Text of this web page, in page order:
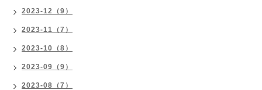
2023-12（9）
2023-11（7）
2023-10（8）
2023-09（9）
2023-08（7）